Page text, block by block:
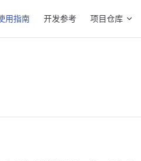
用指南 开发参考 项目仓库